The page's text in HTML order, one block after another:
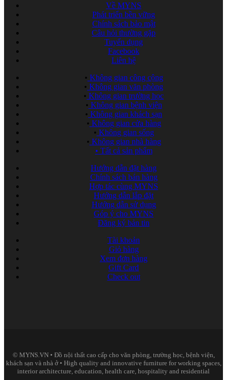
Về MYNS
Phát triển bền vững
Chính sách bảo mật
Câu hỏi thường gặp
Tuyển dụng
Facebook
Liên hệ
• Không gian công cộng
• Không gian văn phòng
• Không gian trường học
• Không gian bệnh viện
• Không gian khách sạn
• Không gian cửa hàng
• Không gian sống
• Không gian nhà hàng
• Tất cả sản phẩm
Hướng dẫn đặt hàng
Chính sách bán hàng
Hợp tác cùng MYNS
Hướng dẫn lắp đặt
Hướng dẫn sử dụng
Góp ý cho MYNS
Đăng ký bản tin
Tài khoản
Giỏ hàng
Xem đơn hàng
Gift Card
Check out
© MYNS.VN • Đồ nội thất cao cấp cho văn phòng, trường học, bệnh viện,
khách sạn và nhà ở • High quality and innovative furniture for working spaces,
interior architecture, education, health care, hospitality and residential